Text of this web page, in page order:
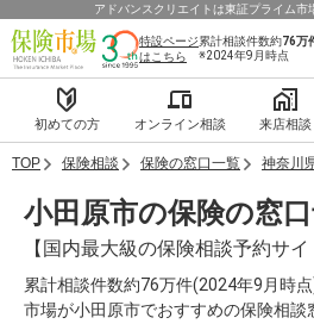
アドバンスクリエイトは東証プライム市
特設ページ
はこちら
累計相談件数約76万
※2024年9月時点
初めての方 オンライン相談 来店相談
TOP 保険相談 保険の窓口一覧 神奈川
小田原市の保険の窓
【国内最大級の保険相談予約サイ
累計相談件数約76万件(2024年9月時
市場が小田原市でおすすめの保険相